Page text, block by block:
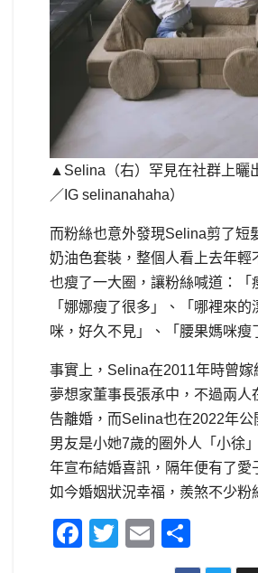
▲Selina（右）罕見在社群上曬
／IG selinanahaha）
而粉絲也意外發現Selina剪了短
奶油色套裝，整個人看上去年輕
也瘦了一大圈，讓粉絲喊道：「
「娜娜瘦了很多」、「哪裡來
咪，好久不見」、「腰果媽咪瘦
事實上，Selina在2011年時曾嫁
夢想家董事長張承中，不過兩人
告離婚，而Selina也在2022年公
男友是小她7歲的圈外人「小徐
年宣布結婚喜訊，隔年便有了愛
如今婚姻狀況幸福，羨煞不少粉
F
T
E
m h